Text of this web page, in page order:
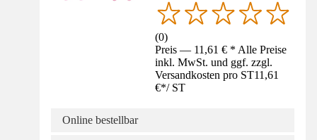
(0)
Preis — 11,61 € * Alle Preise
inkl. MwSt. und ggf. zzgl.
Versandkosten pro ST11,61
€*/ ST
Online bestellbar